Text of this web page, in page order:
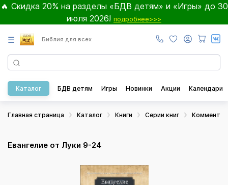
🔥 Скидка 20% на разделы «БДВ детям» и «Игры» до 30
июля 2026! подробнее>>>
☰ Библия для всех
Каталог БДВ детям Игры Новинки Акции Календари
Главная страница Каталог Книги Серии книг
Евангелие от Луки 9-24